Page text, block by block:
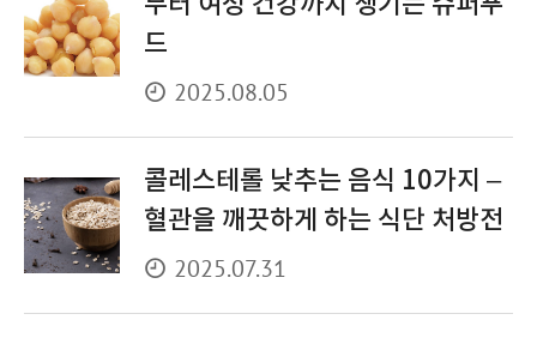
드
2025.08.05
콜레스테롤 낮추는 음식 10가지 –
혈관을 깨끗하게 하는 식단 처방전
2025.07.31